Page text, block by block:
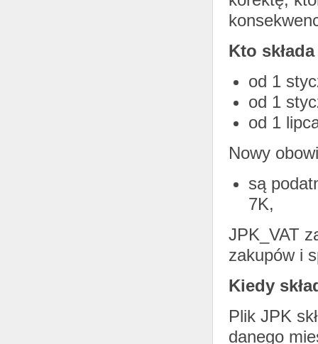
Kto
od 1
od 1
od 1
Nowy
są
7K,
JPK_VAT
zakupów i
Kiedy
Plik JPK
danego